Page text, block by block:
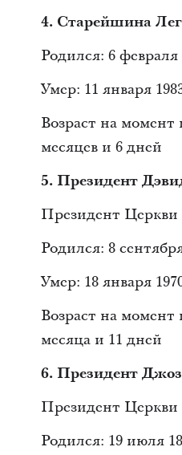
4. Старейшина
Родился: 6 февраля
Умер: 11 января
Возраст на момент
месяцев и 6 дней
5. Президент
Президент Церкви
Родился: 8
Умер: 18 января
Возраст на
месяца и 11 дней
6. Президент
Президент Церкви
Родился: 19 июля